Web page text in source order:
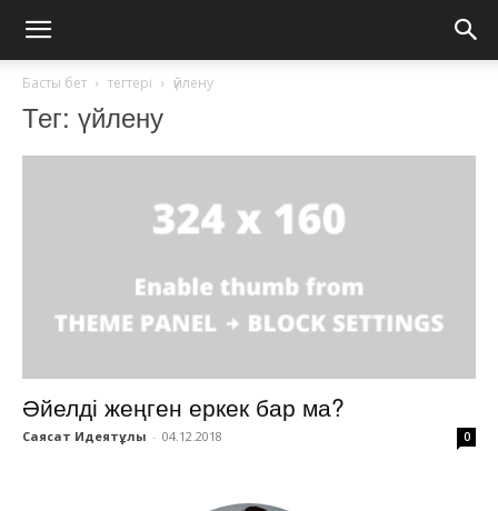
Басты бет тегтері үйлену
Тег: үйлену
Әйелді жеңген еркек бар ма?
Саясат Идеятұлы - 04.12.2018 0